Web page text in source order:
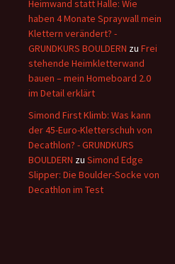
Heimwand statt Halle: Wie
haben 4 Monate Spraywall mein
Klettern verändert? -
GRUNDKURS BOULDERN zu Frei
stehende Heimkletterwand
bauen – mein Homeboard 2.0
im Detail erklärt
Simond First Klimb: Was kann
der 45-Euro-Kletterschuh von
Decathlon? - GRUNDKURS
BOULDERN zu Simond Edge
Slipper: Die Boulder-Socke von
Decathlon im Test